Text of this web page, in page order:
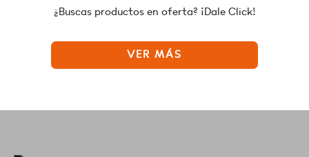
¿Buscas productos en oferta? ¡Dale Click!
VER MÁS